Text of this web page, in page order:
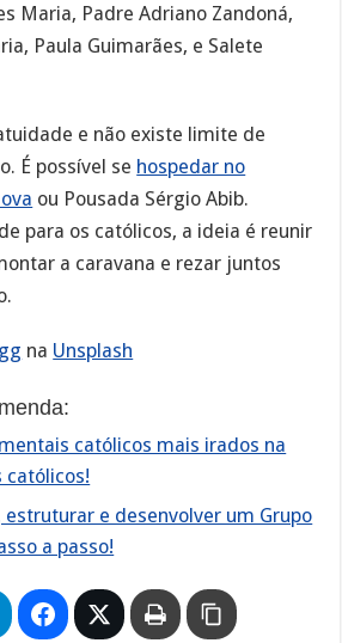
Maria, Padre Adriano Zandoná,
Paula Guimarães, e Salete
e não existe limite de
É possível se hospedar no
ou Pousada Sérgio Abib.
para os católicos, a ideia é reunir
a caravana e rezar juntos
na Unsplash
católicos mais irados na
católicos!
estruturar e desenvolver um Grupo
a passo!